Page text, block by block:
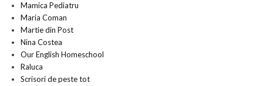
Mamica Pediatru
Maria Coman
Martie din Post
Nina Costea
Our English Homeschool
Raluca
Scrisori de peste tot